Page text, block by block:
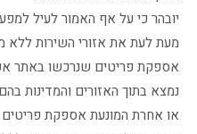
יובהר כי על אף האמור לעיל
מעת לעת את אזורי השירות
אספקת פריטים שנרכשו באתר
נמצא בתוך האזורים והמדינות
או אחרת המונעת אספקת